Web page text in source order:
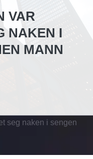
VAR
NAKEN I
MANN
seg naken i sengen